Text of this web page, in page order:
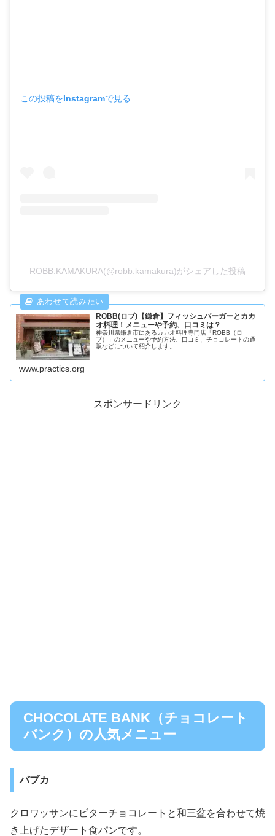
この投稿をInstagramで見る
ROBB.KAMAKURA(@robb.kamakura)がシェアした投稿
ROBB(ロブ)【鎌倉】フィッシュバーガーとカカ
オ料理！メニューや予約、口コミは？
神奈川県鎌倉市にあるカカオ料理専門店「ROBB（ロ
ブ）」のメニューや予約方法、口コミ、チョコレートの通
販などについて紹介します。
www.practics.org
スポンサードリンク
CHOCOLATE BANK（チョコレート
バンク）の人気メニュー
バブカ
クロワッサンにビターチョコレートと和三盆を合わせて焼
き上げたデザート食パンです。